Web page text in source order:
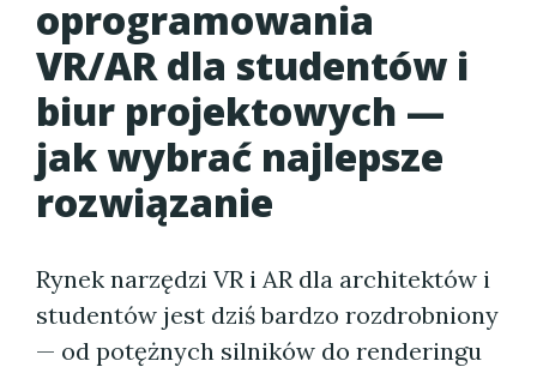
oprogramowania
VR/AR dla studentów i
biur projektowych —
jak wybrać najlepsze
rozwiązanie
Rynek narzędzi VR i AR dla architektów i
studentów jest dziś bardzo rozdrobniony
— od potężnych silników do renderingu